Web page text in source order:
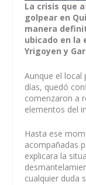
La crisis que
golpear en
manera
ubicado en la
Yrigoyen y
Aunque el local
días, quedó
comenzaron a
elementos del
Hasta ese
acompañadas
explicara la
cualquier duda